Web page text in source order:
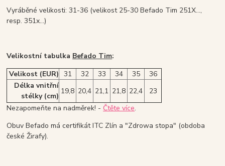
Vyráběné velikosti: 31-36 (velikost 25-30 Befado Tim 251X...,
resp. 351x...)
Velikostní tabulka Befado Tim:
Velikost (EUR) 31 32 33 34 35
36
Délka vnitřní
stélky (cm)
19,8 20,4 21,1 21,8 22,4
23
Nezapomeňte na nadměrek! - Čtěte více.
Obuv Befado má certifikát ITC Zlín a "Zdrowa stopa" (obdoba
české Žirafy).